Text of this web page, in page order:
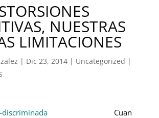
NUESTRAS
LIMITACIONES
| Dic 23, 2014| Uncategorized |
Cuan